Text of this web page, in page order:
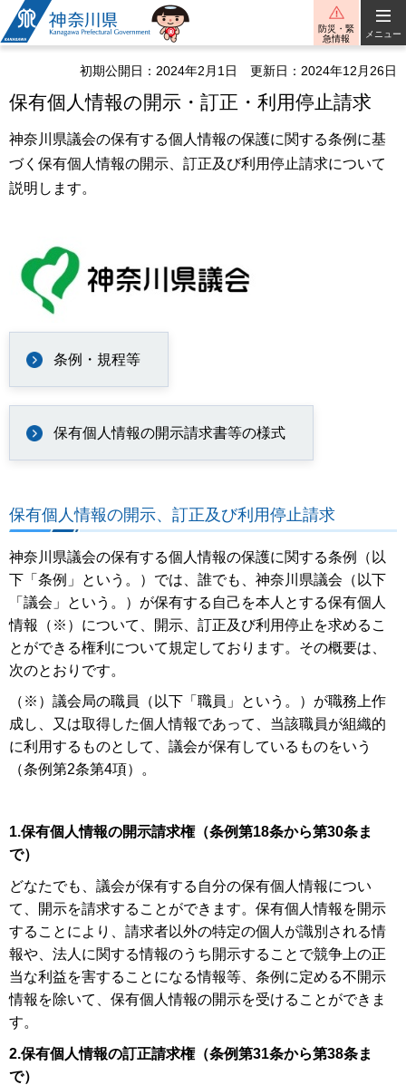
神奈川県
防災・緊
急情報
メニュー
初期公開日：2024年2月1日 更新日：2024年12月26日
保有個人情報の開示・訂正・利用停止請求
神奈川県議会の保有する個人情報の保護に関する条例に基
づく保有個人情報の開示、訂正及び利用停止請求について
説明します。
条例・規程等
保有個人情報の開示請求書等の様式
保有個人情報の開示、訂正及び利用停止請求
神奈川県議会の保有する個人情報の保護に関する条例（以
下「条例」という。）では、誰でも、神奈川県議会（以下
「議会」という。）が保有する自己を本人とする保有個人
情報（※）について、開示、訂正及び利用停止を求めるこ
とができる権利について規定しております。その概要は、
次のとおりです。
（※）議会局の職員（以下「職員」という。）が職務上作
成し、又は取得した個人情報であって、当該職員が組織的
に利用するものとして、議会が保有しているものをいう
（条例第2条第4項）。
1.保有個人情報の開示請求権（条例第18条から第30条ま
で）
どなたでも、議会が保有する自分の保有個人情報につい
て、開示を請求することができます。保有個人情報を開示
することにより、請求者以外の特定の個人が識別される情
報や、法人に関する情報のうち開示することで競争上の正
当な利益を害することになる情報等、条例に定める不開示
情報を除いて、保有個人情報の開示を受けることができま
す。
2.保有個人情報の訂正請求権（条例第31条から第38条ま
で）